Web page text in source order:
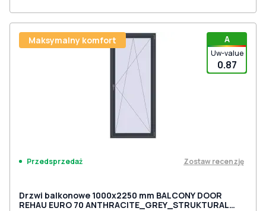
A
Uw-value
0.87
Maksymalny komfort
Przedsprzedaż Zostaw recenzję
Drzwi balkonowe 1000x2250 mm BALCONY DOOR
REHAU EURO 70 ANTHRACITE_GREY_STRUKTURAL